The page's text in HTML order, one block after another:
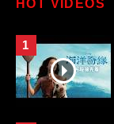
HOT VIDEOS
1